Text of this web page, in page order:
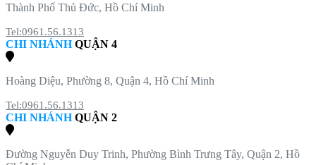
Thành Phố Thủ Đức, Hồ Chí Minh
Tel:0961.56.1313
CHI NHÁNHQUẬN 4
Hoàng Diệu, Phường 8, Quận 4, Hồ Chí Minh
Tel:0961.56.1313
CHI NHÁNHQUẬN 2
Đường Nguyễn Duy Trinh, Phường Bình Trưng Tây, Quận 2, Hồ